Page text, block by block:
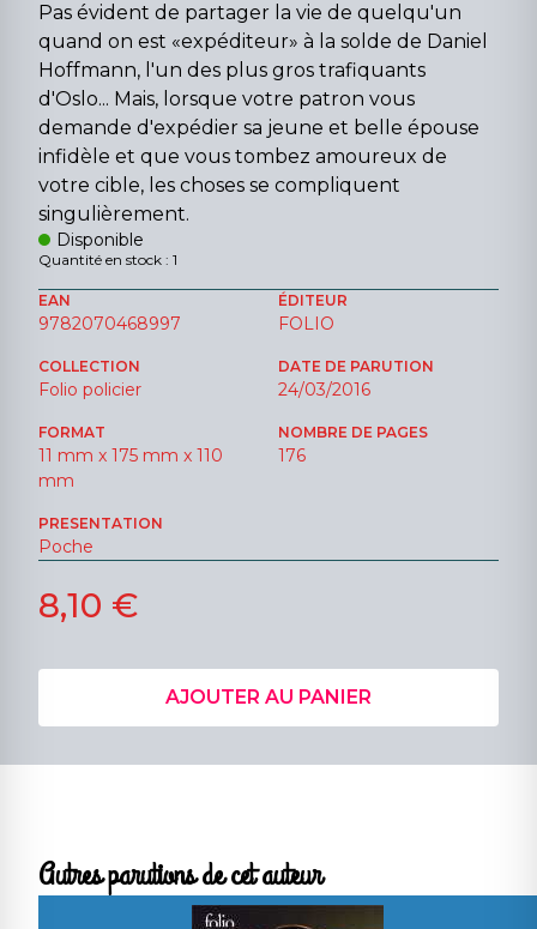
Pas évident de partager la vie de quelqu'un
quand on est «expéditeur» à la solde de Daniel
Hoffmann, l'un des plus gros trafiquants
d'Oslo... Mais, lorsque votre patron vous
demande d'expédier sa jeune et belle épouse
infidèle et que vous tombez amoureux de
votre cible, les choses se compliquent
singulièrement.
Disponible
Quantité en stock : 1
EAN
9782070468997
ÉDITEUR
FOLIO
COLLECTION
Folio policier
DATE DE PARUTION
24/03/2016
FORMAT
11 mm x 175 mm x 110
mm
NOMBRE DE PAGES
176
PRESENTATION
Poche
8,10 €
AJOUTER AU PANIER
Autres parutions de cet auteur